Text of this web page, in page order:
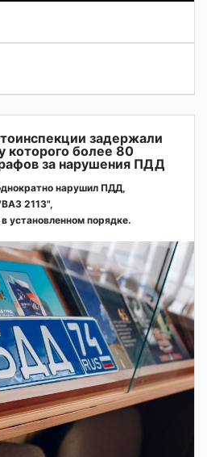
задержали
которого более 80
за нарушения ПДД
нарушил ПДД,
2113",
установленном порядке.